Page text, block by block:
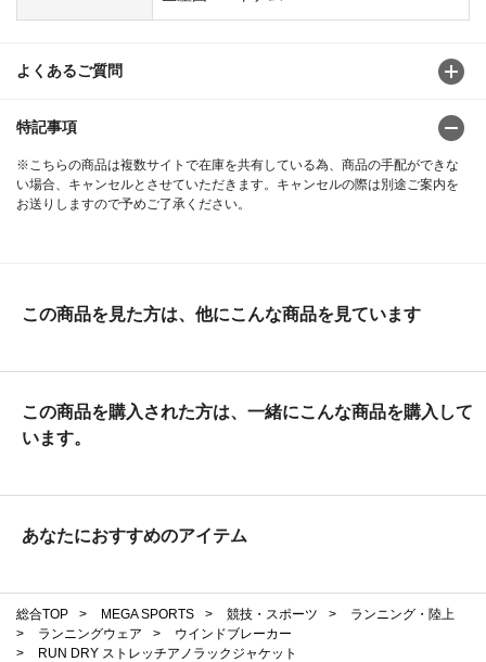
よくあるご質問
特記事項
※こちらの商品は複数サイトで在庫を共有している為、商品の手配ができな
い場合、キャンセルとさせていただきます。キャンセルの際は別途ご案内を
お送りしますので予めご了承ください。
この商品を見た方は、他にこんな商品を見ています
この商品を購入された方は、一緒にこんな商品を購入して
います。
あなたにおすすめのアイテム
総合TOP > MEGA SPORTS > 競技・スポーツ >
ランニング・陸上
>
ランニングウェア >
ウインドブレーカー
>
RUN DRY ストレッチアノラックジャケット